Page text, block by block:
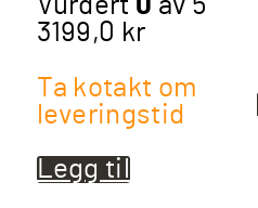
Vurdert 0 av 5
3199,0 kr
Ta kotakt om
leveringstid
Legg til